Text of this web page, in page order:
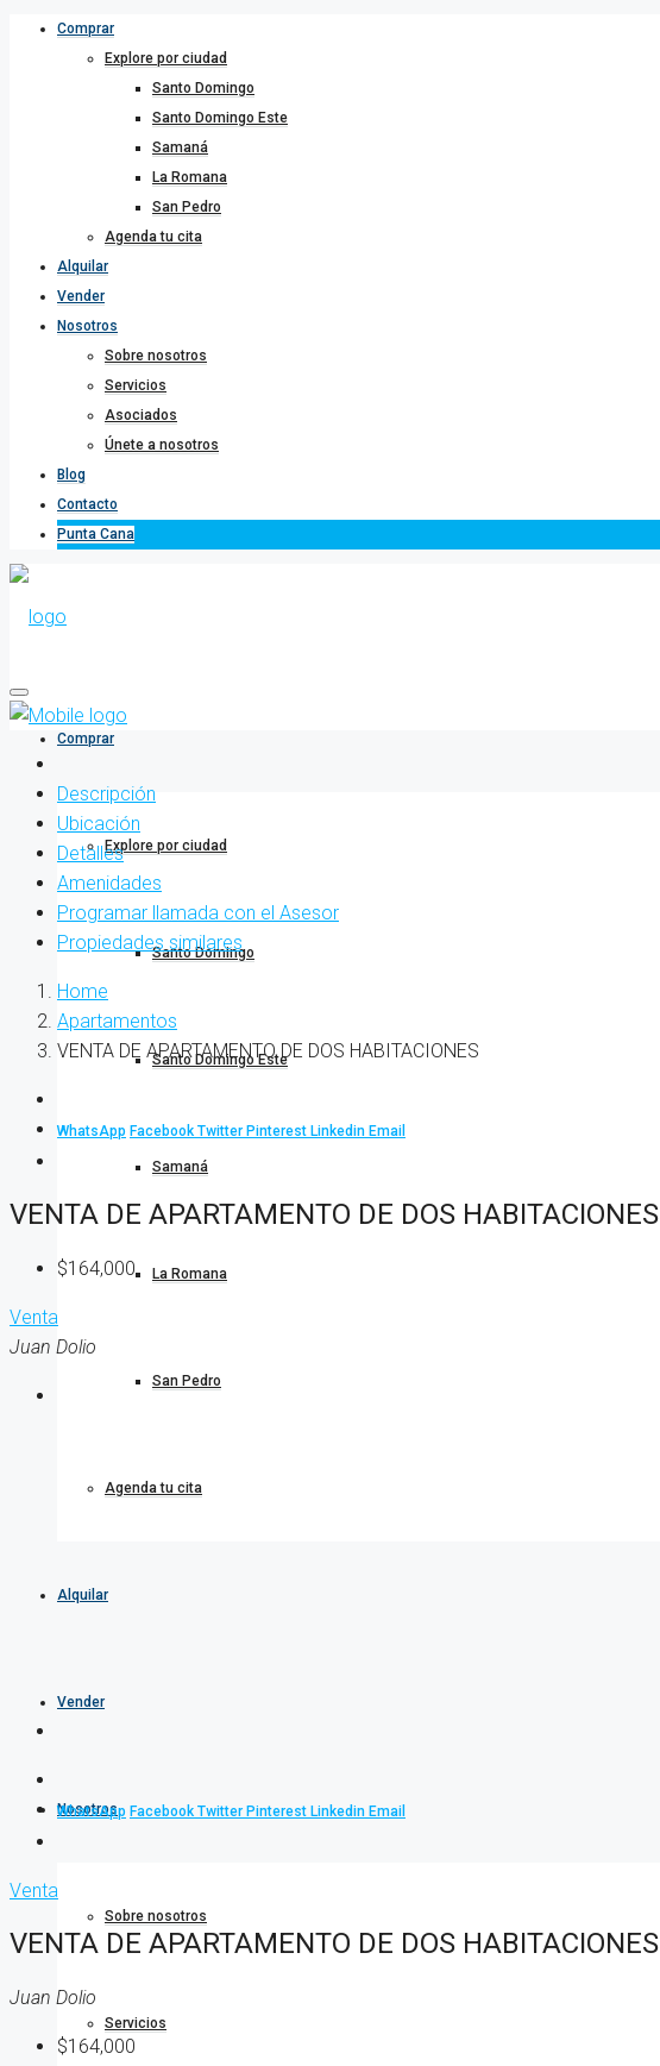
Comprar
Explore por ciudad
Santo Domingo
Santo Domingo Este
Samaná
La Romana
San Pedro
Agenda tu cita
Alquilar
Vender
Nosotros
Sobre nosotros
Servicios
Asociados
Únete a nosotros
Blog
Contacto
Punta Cana
Comprar
Explore por ciudad
Santo Domingo
Santo Domingo Este
Samaná
La Romana
San Pedro
Agenda tu cita
Alquilar
Vender
Nosotros
Sobre nosotros
Servicios
Descripción
Ubicación
Detalles
Amenidades
Programar llamada con el Asesor
Propiedades similares
Home
Apartamentos
VENTA DE APARTAMENTO DE DOS HABITACIONES
WhatsApp Facebook Twitter Pinterest Linkedin Email
VENTA DE APARTAMENTO DE DOS HABITACIONES
$164,000
Venta
Juan Dolio
WhatsApp Facebook Twitter Pinterest Linkedin Email
Venta
VENTA DE APARTAMENTO DE DOS HABITACIONES
Juan Dolio
$164,000